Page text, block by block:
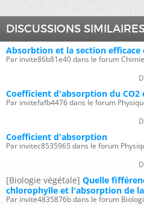
DISCUSSIONS
Absorbtion et la section
Par invite86b81e40 dans le forum Chimie
Coefficient d'absorption du CO2
Par invitefafb4476 dans le forum
Coefficient d'absorption
Par invitec8535965 dans le forum
[Biologie végétale] Quelle
chlorophylle et l'absorption de
Par invite4835876b dans le forum